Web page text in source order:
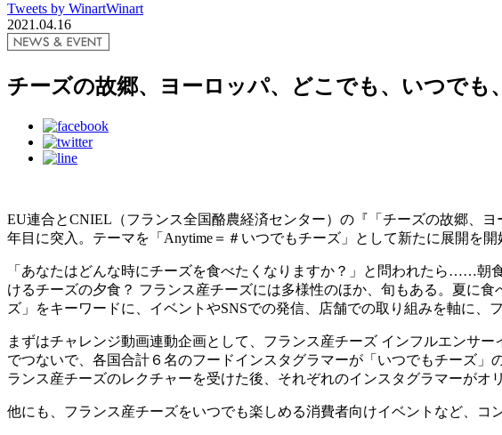
Tweets by WinartWinart
2021.04.16
チーズの故郷、ヨーロッパ、どこでも、いつで
EU連合とCNIEL（フランス全国酪農経済センター）の『「チーズの故郷、
年目に突入。テーマを「Anytime＝＃いつでもチーズ」として新たに展開を開
「あなたはどんな時にチーズを食べたくなりますか？」と問われたら……朝
けるチーズの夕食？ フランス産チーズには多様性のほか、旬もある。夏に
ズ」をキーワードに、イベントやSNSでの発信、店舗での取り組みを軸に
まずはチャレンジ動画連動企画として、フランス産チーズ インフルエンサー
でつないで、各国合計６名のフードインスタグラマーが「いつでもチーズ
ランス産チーズのレクチャーを受けた後、それぞれのインスタグラマーがオ
他にも、フランス産チーズをいつでも楽しめる消費者向けイベントなど、